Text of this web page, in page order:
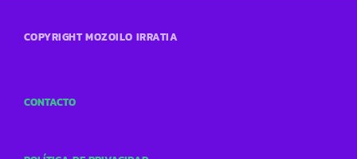
COPYRIGHT MOZOILO IRRATIA
CONTACTO